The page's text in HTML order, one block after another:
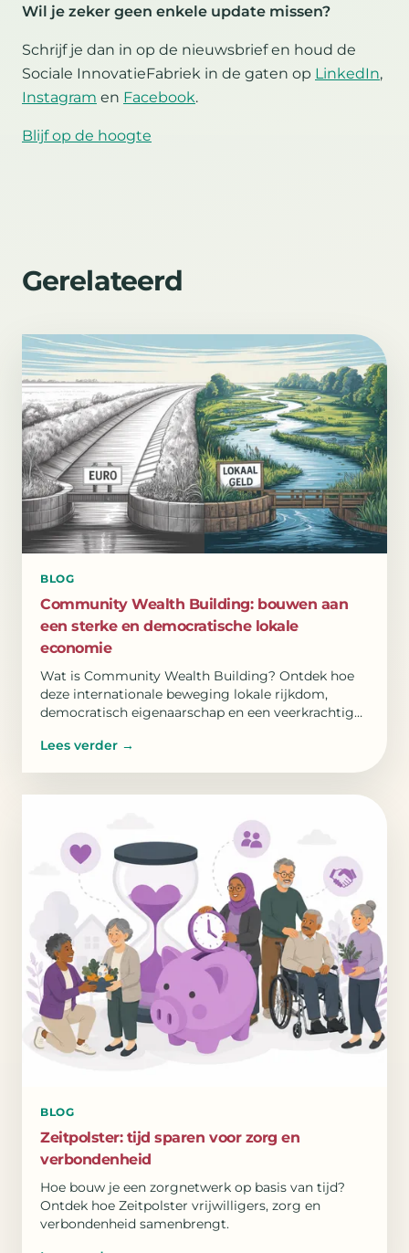
Wil je zeker geen enkele update missen?
Schrijf je dan in op de nieuwsbrief en houd de
Sociale InnovatieFabriek in de gaten op LinkedIn,
Instagram en Facebook.
Blijf op de hoogte
Gerelateerd
BLOG
Community Wealth Building: bouwen aan
een sterke en democratische lokale
economie
Wat is Community Wealth Building? Ontdek hoe
deze internationale beweging lokale rijkdom,
democratisch eigenaarschap en een veerkrachtige
pijlers.
Lees verder →
BLOG
Zeitpolster: tijd sparen voor zorg en
verbondenheid
Hoe bouw je een zorgnetwerk op basis van tijd?
Ontdek hoe Zeitpolster vrijwilligers, zorg en
verbondenheid samenbrengt.